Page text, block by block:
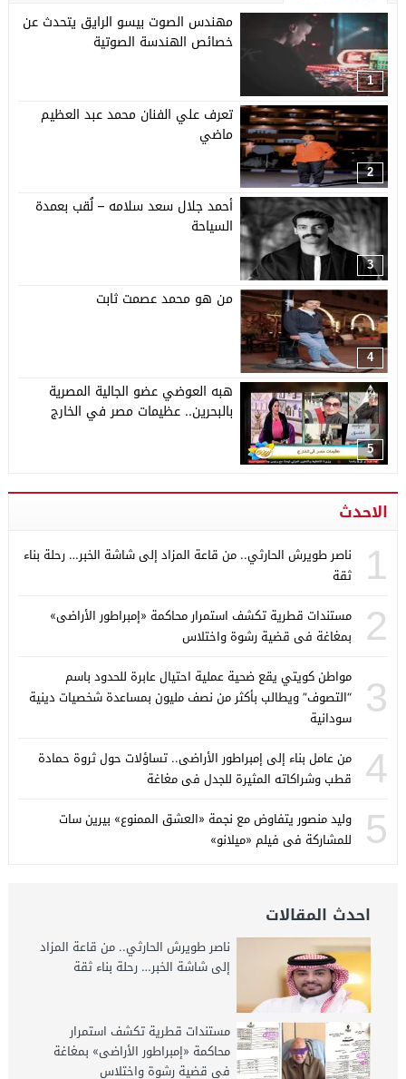
1
مهندس الصوت بيسو الرايق يتحدث عن
خصائص الهندسة الصوتية
2
تعرف علي الفنان محمد عبد العظيم
ماضي
3
أحمد جلال سعد سلامه – لُقب بعمدة
السياحة
4
من هو محمد عصمت ثابت
5
هبه العوضي عضو الجالية المصرية
بالبحرين.. عظيمات مصر في الخارج
الاحدث
1
ناصر طويرش الحارثي.. من قاعة المزاد إلى شاشة الخبر… رحلة بناء
ثقة
2
مستندات قطرية تكشف استمرار محاكمة «إمبراطور الأراضى»
بمغاغة فى قضية رشوة واختلاس
3
مواطن كويتي يقع ضحية عملية احتيال عابرة للحدود باسم
“التصوف” ويطالب بأكثر من نصف مليون بمساعدة شخصيات دينية
سودانية
4
من عامل بناء إلى إمبراطور الأراضى.. تساؤلات حول ثروة حمادة
قطب وشراكاته المثيرة للجدل فى مغاغة
5
وليد منصور يتفاوض مع نجمة «العشق الممنوع» بيرين سات
للمشاركة فى فيلم «ميلانو»
احدث المقالات
ناصر طويرش الحارثي.. من قاعة المزاد
إلى شاشة الخبر… رحلة بناء ثقة
مستندات قطرية تكشف استمرار
محاكمة «إمبراطور الأراضى» بمغاغة
فى قضية رشوة واختلاس